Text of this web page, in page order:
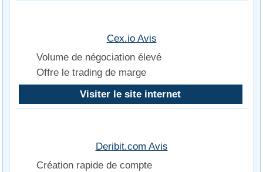
Cex.io Avis
Volume de négociation élevé
Offre le trading de marge
Visiter le site internet
Deribit.com Avis
Création rapide de compte